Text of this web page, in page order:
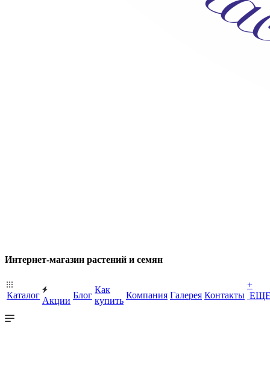
Интернет-магазин растений и семян
Каталог
Акции
Блог
Как
купить
Компания Галерея Контакты
+